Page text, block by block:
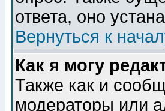
ответа, оно
Вернуться к
Как я могу
Также как и
модераторы или